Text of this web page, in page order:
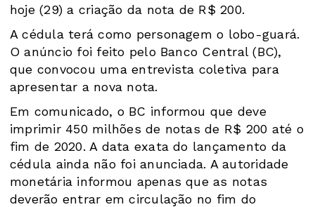
hoje (29) a criação da nota de R$ 200.
A cédula terá como personagem o lobo-guará.
O anúncio foi feito pelo Banco Central (BC),
que convocou uma entrevista coletiva para
apresentar a nova nota.
Em comunicado, o BC informou que deve
imprimir 450 milhões de notas de R$ 200 até o
fim de 2020. A data exata do lançamento da
cédula ainda não foi anunciada. A autoridade
monetária informou apenas que as notas
deverão entrar em circulação no fim do